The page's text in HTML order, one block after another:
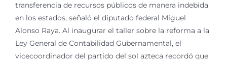
transferencia de recursos públicos de manera indebida
en los estados, señaló el diputado federal Miguel
Alonso Raya. Al inaugurar el taller sobre la reforma a la
Ley General de Contabilidad Gubernamental, el
vicecoordinador del partido del sol azteca recordó que